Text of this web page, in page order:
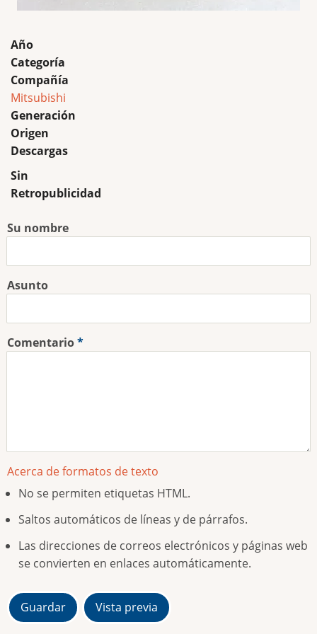
Año
Categoría
Compañía
Mitsubishi
Generación
Origen
Descargas
Sin
Retropublicidad
Su nombre
Asunto
Comentario
Acerca de formatos de texto
No se permiten etiquetas HTML.
Saltos automáticos de líneas y de párrafos.
Las direcciones de correos electrónicos y páginas web
se convierten en enlaces automáticamente.